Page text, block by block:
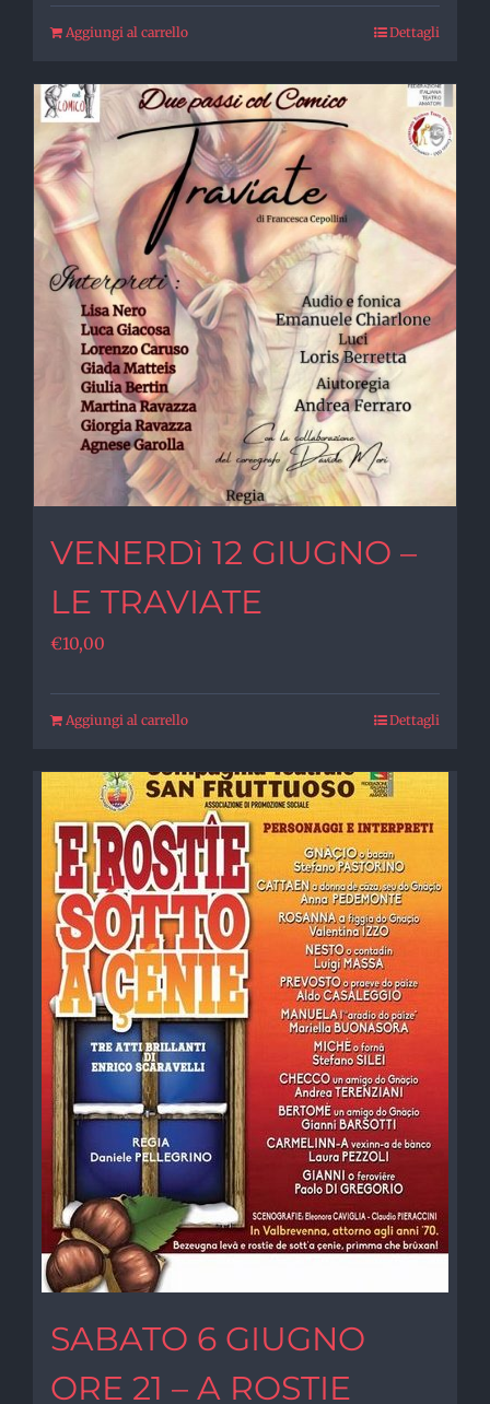
Aggiungi al carrello Dettagli
VENERDì 12 GIUGNO –
LE TRAVIATE
€10,00
Aggiungi al carrello Dettagli
SABATO 6 GIUGNO
ORE 21 – A ROSTIE